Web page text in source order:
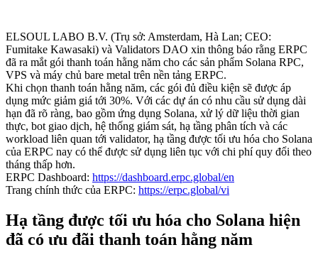
ELSOUL LABO B.V. (Trụ sở: Amsterdam, Hà Lan; CEO:
Fumitake Kawasaki) và Validators DAO xin thông báo rằng ERPC
đã ra mắt gói thanh toán hằng năm cho các sản phẩm Solana RPC,
VPS và máy chủ bare metal trên nền tảng ERPC.
Khi chọn thanh toán hằng năm, các gói đủ điều kiện sẽ được áp
dụng mức giảm giá tới 30%. Với các dự án có nhu cầu sử dụng dài
hạn đã rõ ràng, bao gồm ứng dụng Solana, xử lý dữ liệu thời gian
thực, bot giao dịch, hệ thống giám sát, hạ tầng phân tích và các
workload liên quan tới validator, hạ tầng được tối ưu hóa cho Solana
của ERPC nay có thể được sử dụng liên tục với chi phí quy đổi theo
tháng thấp hơn.
ERPC Dashboard: https://dashboard.erpc.global/en
Trang chính thức của ERPC: https://erpc.global/vi
Hạ tầng được tối ưu hóa cho Solana hiện
đã có ưu đãi thanh toán hằng năm